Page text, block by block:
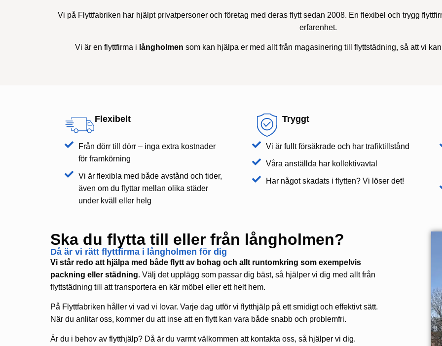
Vi på Flyttfabriken har hjälpt privatpersoner och företag med deras flytt sedan 2008. En flexibel och trygg
erfarenhet.
Vi är en flyttfirma i långholmen som kan hjälpa er med allt från magasinering till flyttstädning, så att vi
Flexibelt
Från dörr till dörr – inga extra kostnader
för framkörning
Vi är flexibla med både avstånd och tider,
även om du flyttar mellan olika städer
under kväll eller helg
Tryggt
Vi är fullt försäkrade och har trafiktillstånd
Våra anställda har kollektivavtal
Har något skadats i flytten? Vi löser det!
Ska du flytta till eller från långholmen?
Då är vi rätt flyttfirma i långholmen för dig
Vi står redo att hjälpa med både flytt av bohag och allt runtomkring som exempelvis
packning eller städning. Välj det upplägg som passar dig bäst, så hjälper vi dig med allt från
flyttstädning till att transportera en kär möbel eller ett helt hem.
På Flyttfabriken håller vi vad vi lovar. Varje dag utför vi flytthjälp på ett smidigt och effektivt sätt.
När du anlitar oss, kommer du att inse att en flytt kan vara både snabb och problemfri.
Är du i behov av flytthjälp? Då är du varmt välkommen att kontakta oss, så hjälper vi dig.